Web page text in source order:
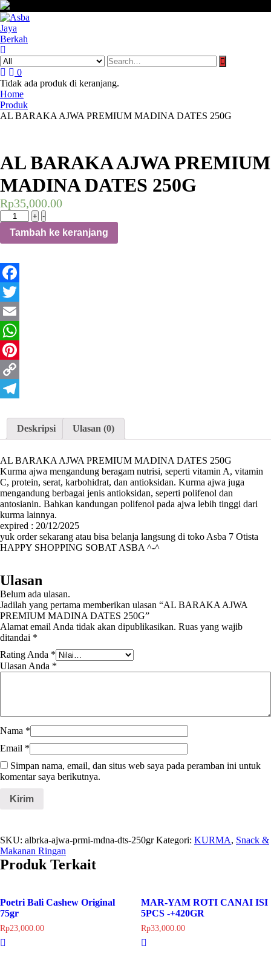
Skip
to
content
0
Tidak ada produk di keranjang.
Home
Produk
AL BARAKA AJWA PREMIUM MADINA DATES 250G
AL BARAKA AJWA PREMIUM
MADINA DATES 250G
Rp35,000.00
+
Kuantitas
AL
BARAKA
MADINA
DATES
250G
-
Tambah ke keranjang
Facebook
Twitter
Email
WhatsApp
Pinterest
Copy
Deskripsi
Ulasan (0)
AL BARAKA AJWA PREMIUM MADINA DATES 250G
Kurma ajwa mengandung beragam nutrisi, seperti vitamin A, vitamin
C, protein, serat, karbohidrat, dan antioksidan. Kurma ajwa juga
mengandung berbagai jenis antioksidan, seperti polifenol dan
antosianin. Bahkan kandungan polifenol pada ajwa lebih tinggi dari
kurma lainnya.
expired : 20/12/2025
yuk order sekarang atau bisa belanja langsung di toko Asba 7 Otista
HAPPY SHOPPING SOBAT ASBA ^-^
Ulasan
Belum ada ulasan.
Jadilah yang pertama memberikan ulasan “AL BARAKA AJWA
PREMIUM MADINA DATES 250G”
Alamat email Anda tidak akan dipublikasikan. Ruas yang wajib
ditandai *
Rating Anda *
Ulasan Anda *
Nama *
Email *
Simpan nama, email, dan situs web saya pada peramban ini untuk
komentar saya berikutnya.
SKU: albrka-ajwa-prmi-mdna-dts-250gr Kategori: KURMA, Snack &
Makanan Ringan
Produk Terkait
Poetri Bali Cashew Original
75gr
Rp23,000.00
MAR-YAM ROTI CANAI ISI
5PCS -+420GR
Rp33,000.00